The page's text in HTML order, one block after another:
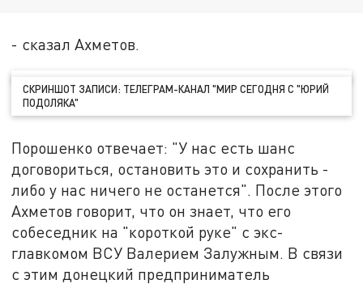
- сказал Ахметов.
СКРИНШОТ ЗАПИСИ: ТЕЛЕГРАМ-КАНАЛ "МИР СЕГОДНЯ С "ЮРИЙ
ПОДОЛЯКА"
Порошенко отвечает: "У нас есть шанс
договориться, остановить это и сохранить -
либо у нас ничего не останется". После этого
Ахметов говорит, что он знает, что его
собеседник на "короткой руке" с экс-
главкомом ВСУ Валерием Залужным. В связи
с этим донецкий предприниматель